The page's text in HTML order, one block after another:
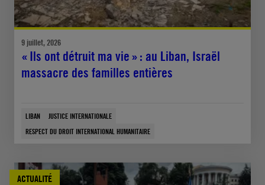
9 juillet, 2026
« Ils ont détruit ma vie » : au Liban, Israël
massacre des familles entières
LIBAN
JUSTICE INTERNATIONALE
RESPECT DU DROIT INTERNATIONAL HUMANITAIRE
ACTUALITÉ